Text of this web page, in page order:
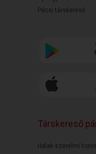
Pécsi társkereső
Társkereső
Halak szerelmi